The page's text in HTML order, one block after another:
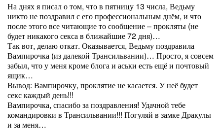
На днях я писал о том, что в пятницу 13 числа, Ведьму
никто не поздравил с его профессиональным днём, и что
после этого все читающие то сообщение – прокляты (не
будет никакого секса в ближайшие 72 дня)…
Так вот, делаю откат. Оказывается, Ведьму поздравила
Вампирочка (из далекой Трансильвании)… Просто, я совсем
забыл, что у меня кроме блога и аськи есть ещё и почтовый
ящик…
Вывод: Вампирочку, проклятие не касается. У неё будет
секс каждый день!!!
Вампирочка, спасибо за поздравления! Удачной тебе
командировки в Трансильвании!!! Погуляй в замке Дракулы
и за меня…